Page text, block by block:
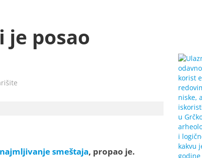
je posao
smeštaja, propao je.